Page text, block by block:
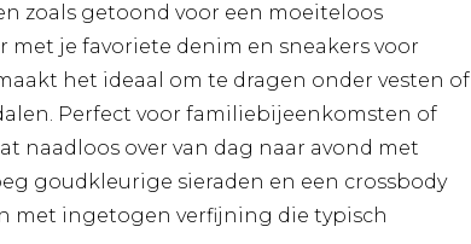
zoals getoond voor een moeiteloos
je favoriete denim en sneakers voor
het ideaal om te dragen onder vesten of
Perfect voor familiebijeenkomsten of
naadloos over van dag naar avond met
goudkleurige sieraden en een crossbody
met ingetogen verfijning die typisch